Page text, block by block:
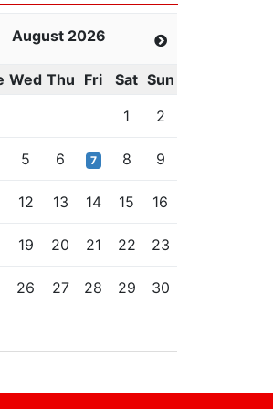
August 2026
Wed Thu Fri Sat Sun
1
2
5 6 7 8 9
12 13 14 15 16
19 20 21 22 23
26 27 28 29 30